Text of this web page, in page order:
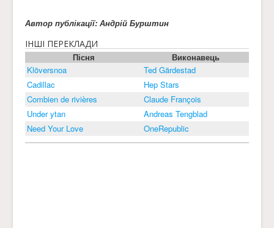
Автор публікації: Андрій Бурштин
ІНШІ ПЕРЕКЛАДИ
Пісня
Виконавець
Klöversnoa
Ted Gärdestad
Cadillac
Hep Stars
Combien de rivières
Claude François
Under ytan
Andreas Tengblad
Need Your Love
OneRepublic